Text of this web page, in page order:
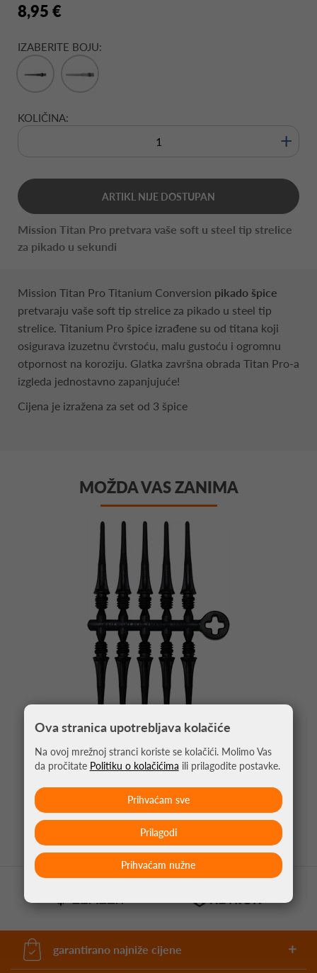
8,95 €
IZABERITE BOJU:
KOLIČINA:
+
ARTIKL NIJE DOSTUPAN
Mission Titan Pro pretvara vaše soft u steel tip strelice
za pikado u sekundi
Mission Titan Pro Titanium Conversion pikado špice
pretvaraju vaše soft tip strelice za pikado u steel tip
strelice. Titanium Pro špice izrađene su od titana koji
osigurava izuzetnu čvrstoću, malu gustoću i ogromnu
otpornost na koroziju. Glatka završna obrada Titan Pro-a
izgleda jednostavno zapanjujuće!
Cijena je izražena za set od 3 špice
MOŽDA VAS ZANIMA
KRATKE PIKADO ŠPICE COSMO FIT POINT PLUS
4,75 €
garantirano najniže cijene
Ova stranica upotrebljava kolačiće
Na ovoj mrežnoj stranci koriste se kolačići. Molimo Vas
da pročitate Politiku o kolačićima ili prilagodite postavke.
Prihvaćam nužne
Prilagodi
Prihvaćam sve